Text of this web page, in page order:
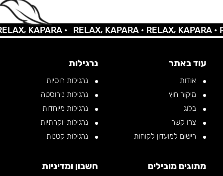
KAPARA • RELAX, KAPARA •RELAX, KAPARA •
עוד באתר
אודות
מיקור חוץ
בלוג
צרו קשר
רישום למועדון לקוחות
נרגילות
נרגילות רוסיות
נרגילות נירוסטה
נרגילות מיוחדות
נרגילות יוקרתיות
נרגילות קטנות
מתוגים מובילים חשבון ומדיניות